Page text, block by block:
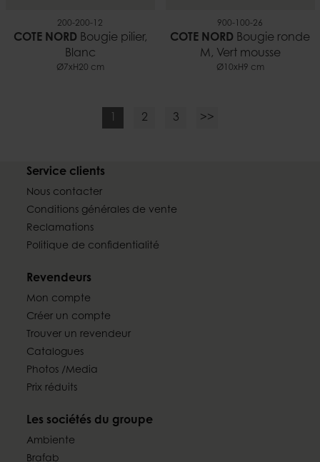
200-200-12
COTE NORD Bougie pilier,
Blanc
Ø7xH20 cm
900-100-26
COTE NORD Bougie ronde
M, Vert mousse
Ø10xH9 cm
1 2 3 >>
Service clients
Nous contacter
Conditions générales de vente
Reclamations
Politique de confidentialité
Revendeurs
Mon compte
Créer un compte
Trouver un revendeur
Catalogues
Photos /Media
Prix réduits
Les sociétés du groupe
Ambiente
Brafab